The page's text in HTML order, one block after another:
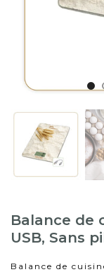
Balance de
USB, Sans
Balance de